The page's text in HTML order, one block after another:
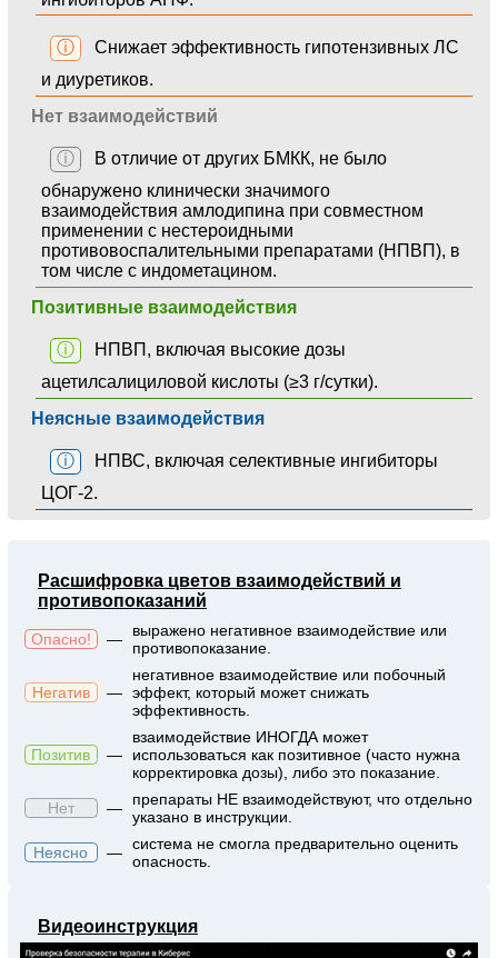
ⓘ
Снижает эффективность гипотензивных ЛС
и диуретиков.
Нет взаимодействий
ⓘ
В отличие от других БМКК, не было
обнаружено клинически значимого
взаимодействия амлодипина при совместном
применении с нестероидными
противовоспалительными препаратами (НПВП), в
том числе с индометацином.
Позитивные взаимодействия
ⓘ
НПВП, включая высокие дозы
ацетилсалициловой кислоты (≥3 г/сутки).
Неясные взаимодействия
ⓘ
НПВС, включая селективные ингибиторы
ЦОГ-2.
Расшифровка цветов взаимодействий и
противопоказаний
Опасно! —
выражено негативное взаимодействие или
противопоказание.
Негатив —
негативное взаимодействие или побочный
эффект, который может снижать
эффективность.
Позитив —
взаимодействие ИНОГДА может
использоваться как позитивное (часто нужна
корректировка дозы), либо это показание.
Нет
—
препараты НЕ взаимодействуют, что отдельно
указано в инструкции.
Неясно
— система не смогла предварительно оценить
опасность.
Видеоинструкция